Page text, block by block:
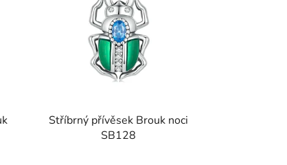
Stříbrný přívěsek Brouk noci
SB128